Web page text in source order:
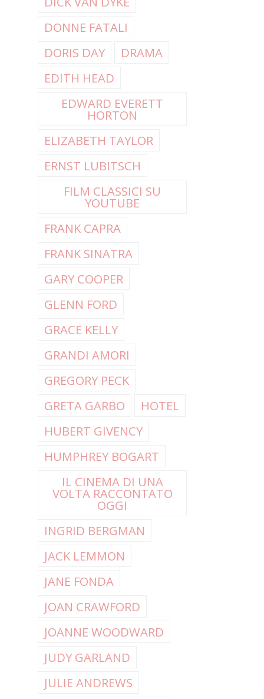
DONNE FATALI
DORIS DAY
DRAMA
EDITH HEAD
EDWARD EVERETT
HORTON
ELIZABETH TAYLOR
ERNST LUBITSCH
FILM CLASSICI SU
YOUTUBE
FRANK CAPRA
FRANK SINATRA
GARY COOPER
GLENN FORD
GRACE KELLY
GRANDI AMORI
GREGORY PECK
GRETA GARBO
HOTEL
HUBERT GIVENCY
HUMPHREY BOGART
IL CINEMA DI UNA
VOLTA RACCONTATO
OGGI
INGRID BERGMAN
JACK LEMMON
JANE FONDA
JOAN CRAWFORD
JOANNE WOODWARD
JUDY GARLAND
JULIE ANDREWS